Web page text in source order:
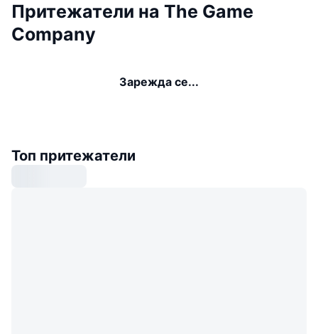
Притежатели на The Game
Company
Зарежда се...
Топ притежатели